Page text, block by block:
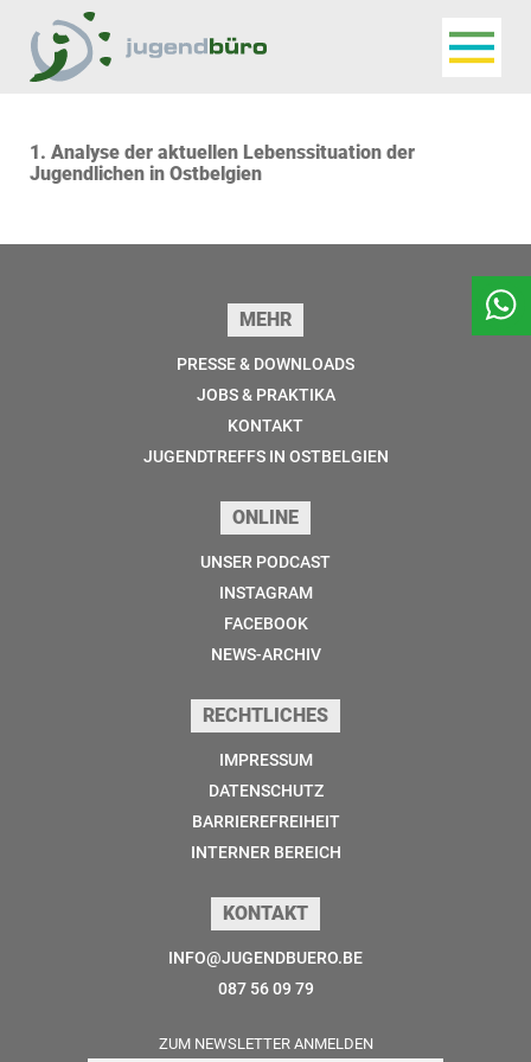
1. Analyse der aktuellen Lebenssituation der
Jugendlichen in Ostbelgien
MEHR
PRESSE & DOWNLOADS
JOBS & PRAKTIKA
KONTAKT
JUGENDTREFFS IN OSTBELGIEN
ONLINE
UNSER PODCAST
INSTAGRAM
FACEBOOK
NEWS-ARCHIV
RECHTLICHES
IMPRESSUM
DATENSCHUTZ
BARRIEREFREIHEIT
INTERNER BEREICH
KONTAKT
INFO@JUGENDBUERO.BE
087 56 09 79
ZUM NEWSLETTER ANMELDEN